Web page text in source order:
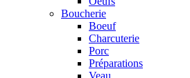
Boucherie
Boeuf
Charcuterie
Porc
Préparations
Veau